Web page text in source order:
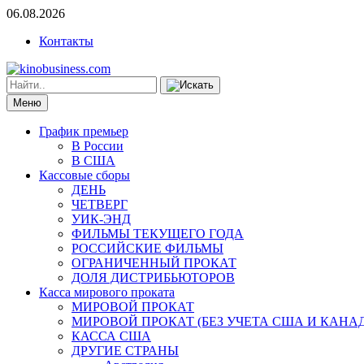
06.08.2026
Контакты
Меню
График премьер
В России
В США
Кассовые сборы
ДЕНЬ
ЧЕТВЕРГ
УИК-ЭНД
ФИЛЬМЫ ТЕКУЩЕГО ГОДА
РОССИЙСКИЕ ФИЛЬМЫ
ОГРАНИЧЕННЫЙ ПРОКАТ
ДОЛЯ ДИСТРИБЬЮТОРОВ
Касса мирового проката
МИРОВОЙ ПРОКАТ
МИРОВОЙ ПРОКАТ (БЕЗ УЧЕТА США И
КАССА США
ДРУГИЕ СТРАНЫ